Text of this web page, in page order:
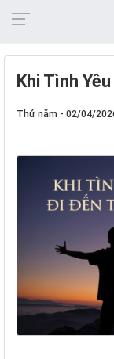
Khi Tình
Thứ năm - 02/04/